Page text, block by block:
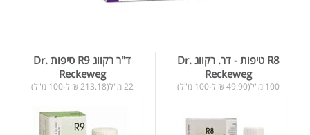
R8 טיפות - דר. רקווג Dr.
Reckeweg
100 מ"ל(49.90 ₪ ל-100 מ"ל)
ד"ר רקווג R9 טיפות Dr.
Reckeweg
22 מ"ל(213.18 ₪ ל-100 מ"ל)